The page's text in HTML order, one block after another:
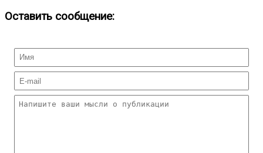
Оставить сообщение: